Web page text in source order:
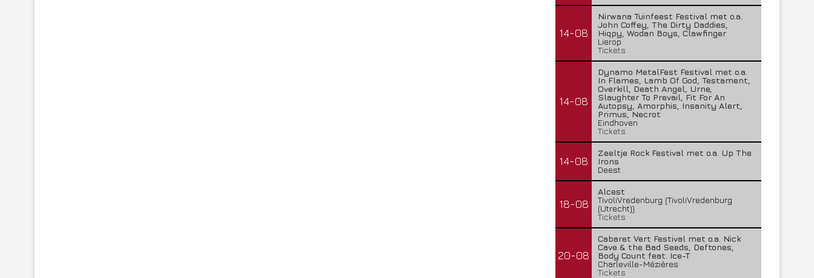
14-08
Nirwana Tuinfeest Festival met o.a.
John Coffey, The Dirty Daddies,
Hiqpy, Wodan Boys, Clawfinger
Lierop
Tickets
14-08
Dynamo MetalFest Festival met o.a.
In Flames, Lamb Of God, Testament,
Overkill, Death Angel, Urne,
Slaughter To Prevail, Fit For An
Autopsy, Amorphis, Insanity Alert,
Primus, Necrot
Eindhoven
Tickets
14-08
Zeeltje Rock Festival met o.a. Up The
Irons
Deest
18-08
Alcest
TivoliVredenburg (TivoliVredenburg
(Utrecht))
Tickets
20-08
Cabaret Vert Festival met o.a. Nick
Cave & the Bad Seeds, Deftones,
Body Count feat. Ice-T
Charleville-Mézières
Tickets